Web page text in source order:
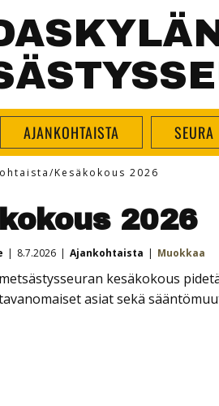
AJANKOHTAISTA SEURA
/Kesäkokous 2026
2026
8.7.2026 Ajankohtaista Muokkaa
kesäkokous
asiat sekä